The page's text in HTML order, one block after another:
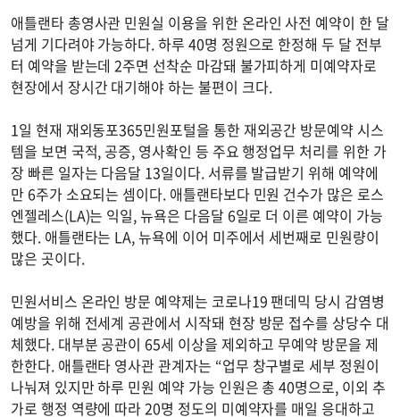
애틀랜타 총영사관 민원실 이용을 위한 온라인 사전 예약이 한 달
넘게 기다려야 가능하다. 하루 40명 정원으로 한정해 두 달 전부
터 예약을 받는데 2주면 선착순 마감돼 불가피하게 미예약자로
현장에서 장시간 대기해야 하는 불편이 크다.
1일 현재 재외동포365민원포털을 통한 재외공간 방문예약 시스
템을 보면 국적, 공증, 영사확인 등 주요 행정업무 처리를 위한 가
장 빠른 일자는 다음달 13일이다. 서류를 발급받기 위해 예약에
만 6주가 소요되는 셈이다. 애틀랜타보다 민원 건수가 많은 로스
엔젤레스(LA)는 익일, 뉴욕은 다음달 6일로 더 이른 예약이 가능
했다. 애틀랜타는 LA, 뉴욕에 이어 미주에서 세번째로 민원량이
많은 곳이다.
민원서비스 온라인 방문 예약제는 코로나19 팬데믹 당시 감염병
예방을 위해 전세계 공관에서 시작돼 현장 방문 접수를 상당수 대
체했다. 대부분 공관이 65세 이상을 제외하고 무예약 방문을 제
한한다. 애틀랜타 영사관 관계자는 “업무 창구별로 세부 정원이
나눠져 있지만 하루 민원 예약 가능 인원은 총 40명으로, 이외 추
가로 행정 역량에 따라 20명 정도의 미예약자를 매일 응대하고